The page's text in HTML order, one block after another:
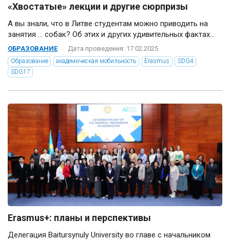
«Хвостатые» лекции и другие сюрпризы
А вы знали, что в Литве студентам можно приводить на
занятия … собак? Об этих и других удивительных фактах...
ОБРАЗОВАНИЕ Дата проведения: 17.02.2025
Образование академическая мобильность Erasmus
SDG4
SDG17
Erasmus+: планы и перспективы
Делегация Baitursynuly University во главе с начальником